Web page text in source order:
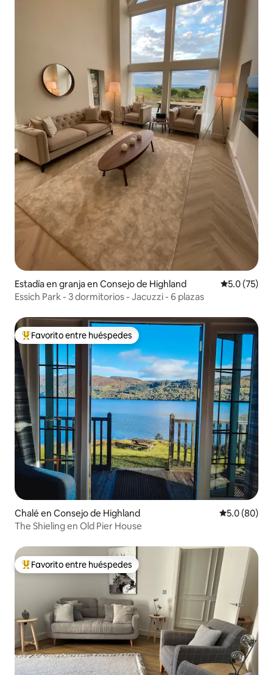
Estadía en granja en Consejo de Highland Calificación
5.0 (75)
Essich Park - 3 dormitorios - Jacuzzi - 6 plazas
Favorito entre huéspedes preferido
Favorito entre huéspedes
Chalé en Consejo de Highland Calificación
5.0 (80)
The Shieling en Old Pier House
Favorito entre huéspedes preferido
Favorito entre huéspedes